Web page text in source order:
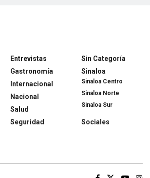
Entrevistas
Gastronomía
Internacional
Nacional
Salud
Seguridad
Sin Categoría
Sinaloa
Sinaloa Centro
Sinaloa Norte
Sinaloa Sur
Sociales